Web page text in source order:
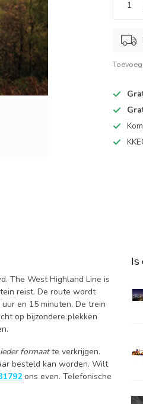
The West Highland Line is
reist. De route wordt
en 15 minuten. De trein
op bijzondere plekken
ieder formaatte verkrijgen.
besteld kan worden. Wilt
ons even. Telefonische
Is